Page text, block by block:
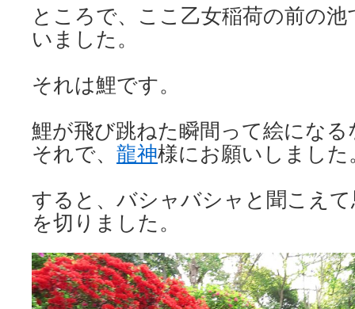
ところで、ここ乙女稲荷の前の
いました。
それは鯉です。
鯉が飛び跳ねた瞬間って絵にな
それで、 龍神様にお願いしました
すると、バシャバシャと聞こえ
を切りました。 